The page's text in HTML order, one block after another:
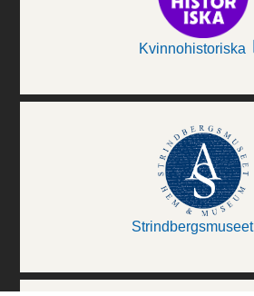
Kvinnohistoriska
Strindbergsmuseet